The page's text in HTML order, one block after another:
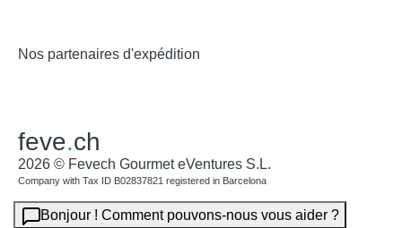
Nos partenaires d'expédition
feve.ch
2026 © Fevech Gourmet eVentures S.L.
Company with Tax ID B02837821 registered in Barcelona
Bonjour ! Comment pouvons-nous vous aider ?